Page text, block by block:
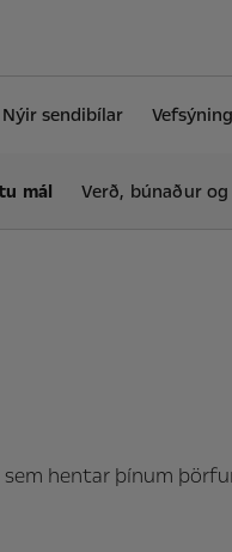
Nýir sendibílar
mál Verð, búnaður
sem hentar þínum